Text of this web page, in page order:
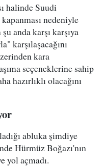
halinde Suudi
nedeniyle
anda karşı karşıya
karşılaşacağını
kara
seçeneklerine sahip
hazırlıklı olacağını
abluka şimdiye
Hürmüz Boğazı'nın
yol açmadı.